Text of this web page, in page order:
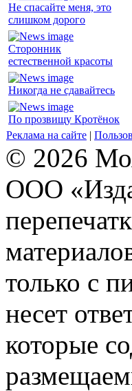
Не спасайте меня, это
слишком дорого
Сторонник
естественной красоты
Никогда не сдавайтесь
По прозвищу Кротёнок
Реклама на сайте |
© 2026
ООО
только с
несет
которые